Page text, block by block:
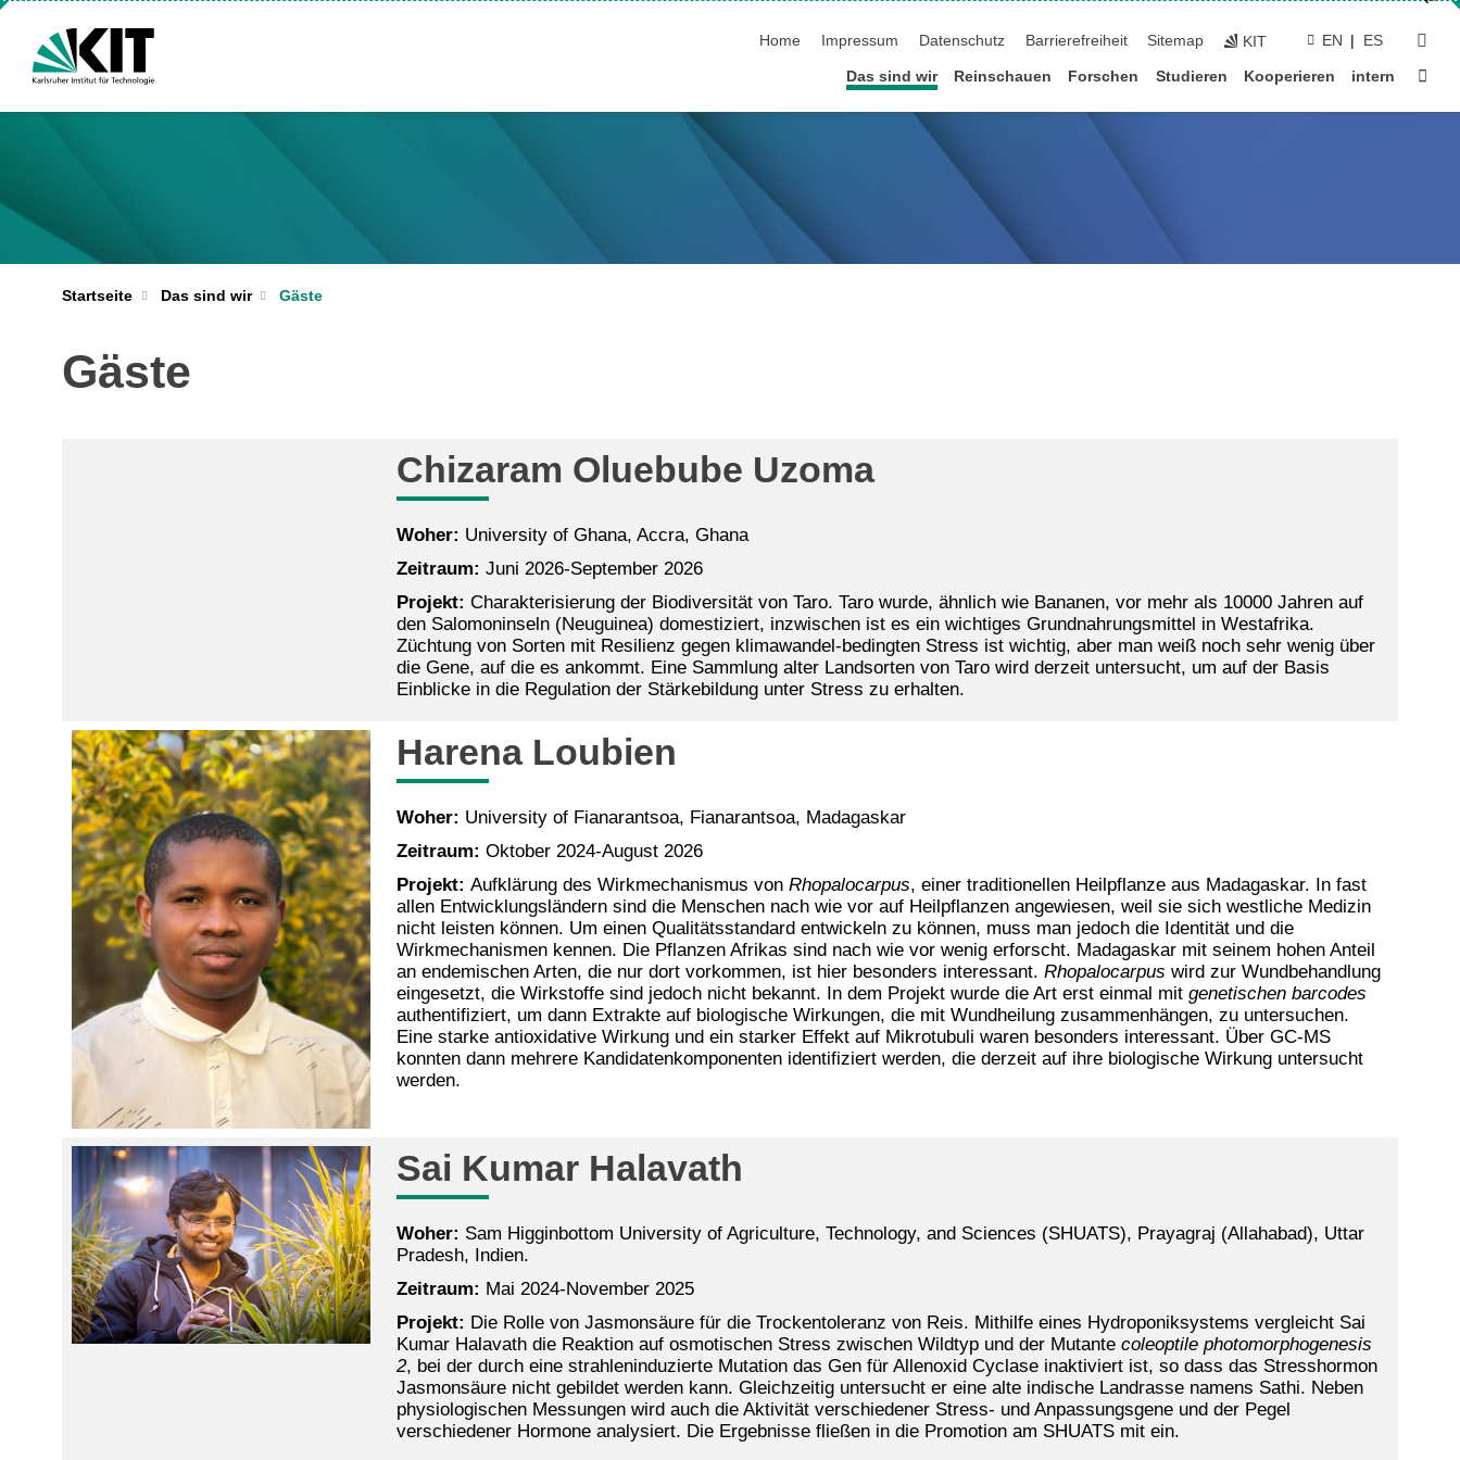
Home
Impressum Datenschutz Barrierefreiheit Sitemap KIT EN ES
Das sind wir Reinschauen Forschen Studieren Kooperieren intern
Startseite Das sind wir Gäste
Gäste
Chizaram Oluebube Uzoma
Woher: University of Ghana, Accra, Ghana
Zeitraum: Juni 2026-September 2026
Projekt: Charakterisierung der Biodiversität von Taro. Taro wurde, ähnlich wie Bananen, vor mehr als 10000 Jahren auf
den Salomoninseln (Neuguinea) domestiziert, inzwischen ist es ein wichtiges Grundnahrungsmittel in Westafrika.
Züchtung von Sorten mit Resilienz gegen klimawandel-bedingten Stress ist wichtig, aber man weiß noch sehr wenig über
die Gene, auf die es ankommt. Eine Sammlung alter Landsorten von Taro wird derzeit untersucht, um auf der Basis
Einblicke in die Regulation der Stärkebildung unter Stress zu erhalten.
Harena Loubien
Woher: University of Fianarantsoa, Fianarantsoa, Madagaskar
Zeitraum: Oktober 2024-August 2026
Projekt: Aufklärung des Wirkmechanismus von Rhopalocarpus, einer traditionellen Heilpflanze aus Madagaskar. In fast
allen Entwicklungsländern sind die Menschen nach wie vor auf Heilpflanzen angewiesen, weil sie sich westliche Medizin
nicht leisten können. Um einen Qualitätsstandard entwickeln zu können, muss man jedoch die Identität und die
Wirkmechanismen kennen. Die Pflanzen Afrikas sind nach wie vor wenig erforscht. Madagaskar mit seinem hohen Anteil
an endemischen Arten, die nur dort vorkommen, ist hier besonders interessant. Rhopalocarpus wird zur Wundbehandlung
eingesetzt, die Wirkstoffe sind jedoch nicht bekannt. In dem Projekt wurde die Art erst einmal mit genetischen barcodes
authentifiziert, um dann Extrakte auf biologische Wirkungen, die mit Wundheilung zusammenhängen, zu untersuchen.
Eine starke antioxidative Wirkung und ein starker Effekt auf Mikrotubuli waren besonders interessant. Über GC-MS
konnten dann mehrere Kandidatenkomponenten identifiziert werden, die derzeit auf ihre biologische Wirkung untersucht
werden.
Sai Kumar Halavath
Woher: Sam Higginbottom University of Agriculture, Technology, and Sciences (SHUATS), Prayagraj (Allahabad), Uttar
Pradesh, Indien.
Zeitraum: Mai 2024-November 2025
Projekt: Die Rolle von Jasmonsäure für die Trockentoleranz von Reis. Mithilfe eines Hydroponiksystems vergleicht Sai
Kumar Halavath die Reaktion auf osmotischen Stress zwischen Wildtyp und der Mutante coleoptile photomorphogenesis
2, bei der durch eine strahleninduzierte Mutation das Gen für Allenoxid Cyclase inaktiviert ist, so dass das Stresshormon
Jasmonsäure nicht gebildet werden kann. Gleichzeitig untersucht er eine alte indische Landrasse namens Sathi. Neben
physiologischen Messungen wird auch die Aktivität verschiedener Stress- und Anpassungsgene und der Pegel
verschiedener Hormone analysiert. Die Ergebnisse fließen in die Promotion am SHUATS mit ein.